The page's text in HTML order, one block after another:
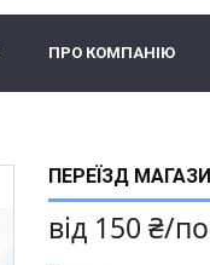
ПРО КОМПАНІЮ
ПЕРЕЇЗД
від 150 ₴/